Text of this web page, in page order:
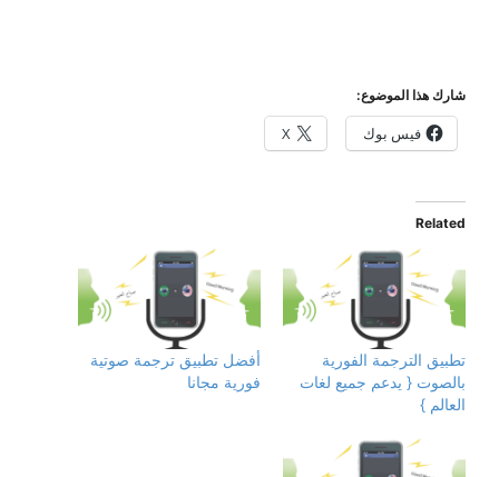
شارك هذا الموضوع:
فيس بوك X
Related
تطبيق الترجمة الفورية
بالصوت { يدعم جميع لغات
العالم }
أفضل تطبيق ترجمة صوتية
فورية مجانا